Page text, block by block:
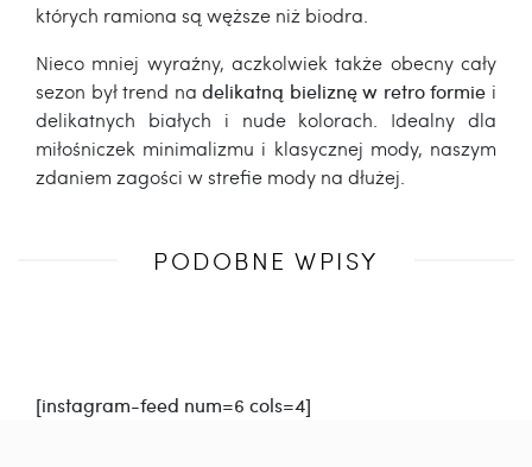
których ramiona są węższe niż biodra.
Nieco mniej wyraźny, aczkolwiek także obecny cały
sezon był trend nadelikatną bieliznę w retro formie i
delikatnych białych i nude kolorach. Idealny dla
miłośniczek minimalizmu i klasycznej mody, naszym
zdaniem zagości w strefie mody na dłużej.
PODOBNE WPISY
[instagram-feed num=6 cols=4]